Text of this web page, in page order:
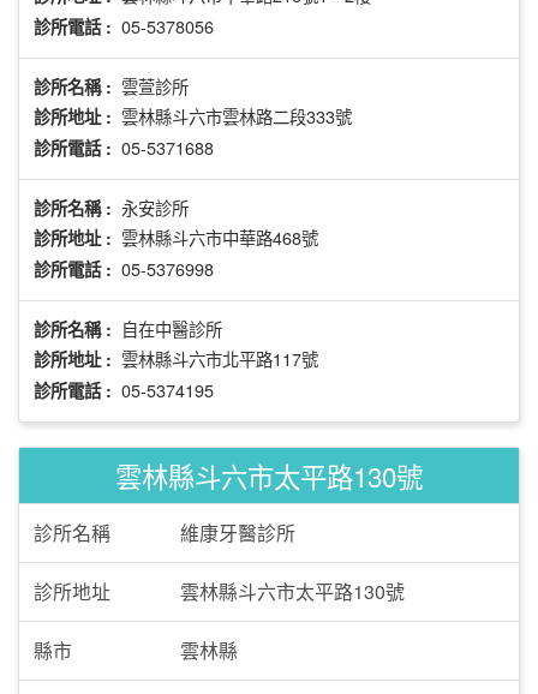
診所電話 : 05-5378056
診所名稱 : 雲萱診所
診所地址 : 雲林縣斗六市雲林路二段333號
診所電話 : 05-5371688
診所名稱 : 永安診所
診所地址 : 雲林縣斗六市中華路468號
診所電話 : 05-5376998
診所名稱 : 自在中醫診所
診所地址 : 雲林縣斗六市北平路117號
診所電話 : 05-5374195
雲林縣斗六市太平路130號
診所名稱 維康牙醫診所
診所地址 雲林縣斗六市太平路130號
縣市 雲林縣